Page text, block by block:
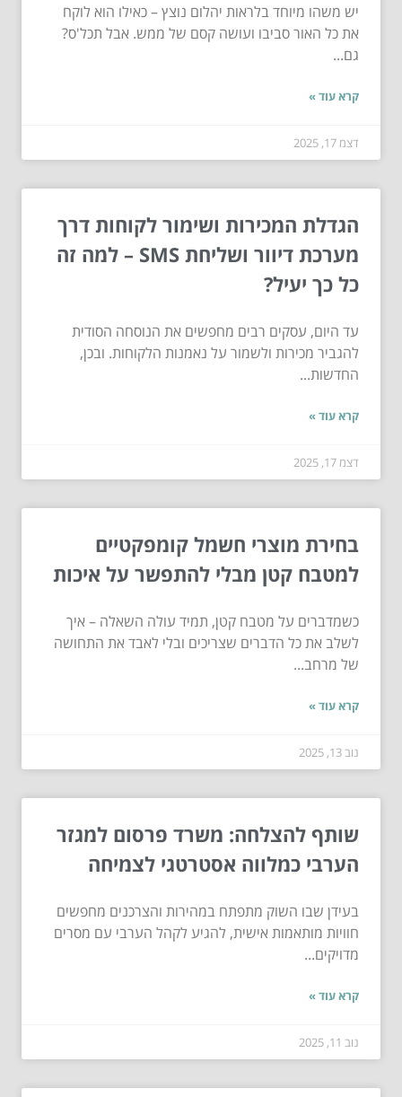
יש משהו מיוחד בלראות יהלום נוצץ – כאילו הוא לוקח
את כל האור סביבו ועושה קסם של ממש. אבל תכל'ס?
גם...
קרא עוד »
דצמ 17, 2025
הגדלת המכירות ושימור לקוחות דרך
מערכת דיוור ושליחת SMS – למה זה
כל כך יעיל?
עד היום, עסקים רבים מחפשים את הנוסחה הסודית
להגביר מכירות ולשמור על נאמנות הלקוחות. ובכן,
החדשות...
קרא עוד »
דצמ 17, 2025
בחירת מוצרי חשמל קומפקטיים
למטבח קטן מבלי להתפשר על איכות
כשמדברים על מטבח קטן, תמיד עולה השאלה – איך
לשלב את כל הדברים שצריכים ובלי לאבד את התחושה
של מרחב...
קרא עוד »
נוב 13, 2025
שותף להצלחה: משרד פרסום למגזר
הערבי כמלווה אסטרטגי לצמיחה
בעידן שבו השוק מתפתח במהירות והצרכנים מחפשים
חוויות מותאמות אישית, להגיע לקהל הערבי עם מסרים
מדויקים...
קרא עוד »
נוב 11, 2025